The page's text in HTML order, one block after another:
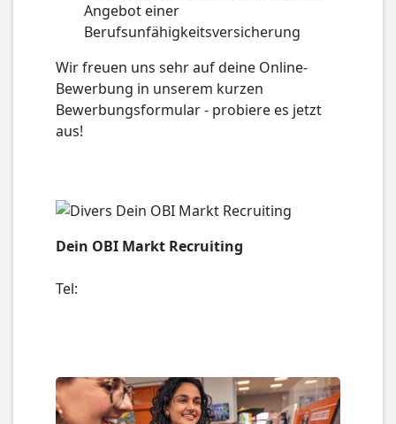
Angebot einer
Berufsunfähigkeitsversicherung
Wir freuen uns sehr auf deine Online-
Bewerbung in unserem kurzen
Bewerbungsformular - probiere es jetzt
aus!
Dein OBI Markt Recruiting
Tel: